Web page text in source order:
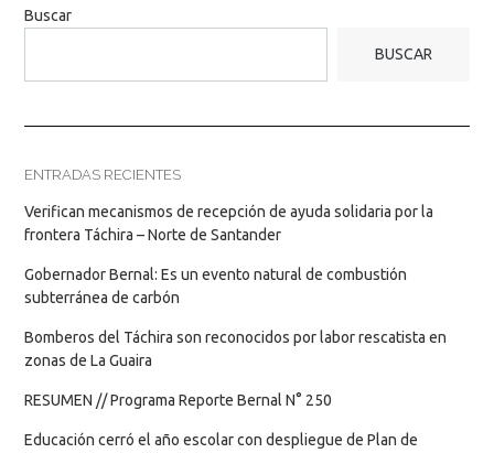
Buscar
BUSCAR
ENTRADAS RECIENTES
Verifican mecanismos de recepción de ayuda solidaria por la
frontera Táchira – Norte de Santander
Gobernador Bernal: Es un evento natural de combustión
subterránea de carbón
Bomberos del Táchira son reconocidos por labor rescatista en
zonas de La Guaira
RESUMEN // Programa Reporte Bernal N° 250
Educación cerró el año escolar con despliegue de Plan de